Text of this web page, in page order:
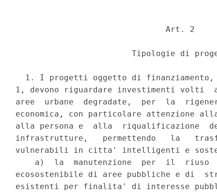
                               Art. 2
Tipologie di
1. I progetti oggetto di
1, devono riguardare investimenti volti
aree  urbane  degradate,  per  la
economica, con particolare attenzione
alla persona e  alla  riqualificazione
infrastrutture,   permettendo   la
vulnerabili in citta' intelligenti e
a)  la  manutenzione  per  il  riuso
ecosostenibile di aree pubbliche e di
esistenti per finalita' di interesse